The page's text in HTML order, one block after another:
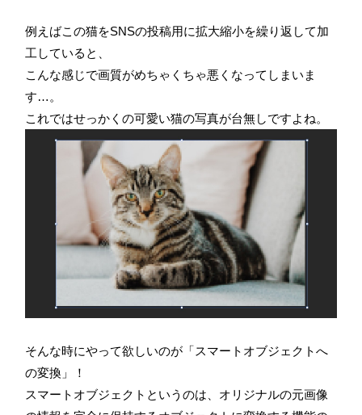
例えばこの猫をSNSの投稿用に拡大縮小を繰り返して加
工していると、
こんな感じで画質がめちゃくちゃ悪くなってしまいま
す…。
これではせっかくの可愛い猫の写真が台無しですよね。
そんな時にやって欲しいのが「スマートオブジェクトへ
の変換」！
スマートオブジェクトというのは、オリジナルの元画像